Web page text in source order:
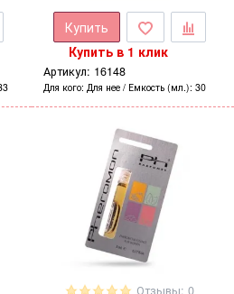
Купить
Купить в 1 клик
Артикул: 16148
Для кого Для нее Емкость (мл.) 30
Отзывы: 0